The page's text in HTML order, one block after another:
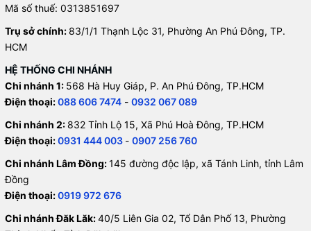
Mã số thuế: 0313851697
Trụ sở chính: 83/1/1 Thạnh Lộc 31, Phường An Phú Đông, TP.
HCM
HỆ THỐNG CHI NHÁNH
Chi nhánh 1: 568 Hà Huy Giáp, P. An Phú Đông, TP.HCM
Điện thoại:088 606 7474 - 0932 067 089
Chi nhánh 2: 832 Tỉnh Lộ 15, Xã Phú Hoà Đông, TP.HCM
Điện thoại:0931 444 003 - 0907 256 760
Chi nhánh Lâm Đồng:145 đường độc lập, xã Tánh Linh, tỉnh Lâm
Đồng
Điện thoại:0919 972 676
Chi nhánh Đăk Lăk:40/5 Liên Gia 02, Tổ Dân Phố 13, Phường